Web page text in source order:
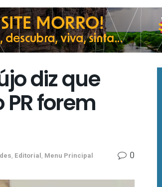
diz que
forem
, Editorial, Menu Principal 0